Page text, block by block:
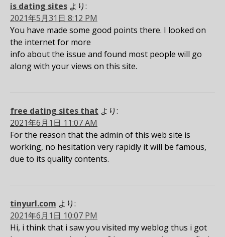
is dating sites より:
2021年5月31日 8:12 PM
You have made some good points there. I looked on
the internet for more
info about the issue and found most people will go
along with your views on this site.
free dating sites that より:
2021年6月1日 11:07 AM
For the reason that the admin of this web site is
working, no hesitation very rapidly it will be famous,
due to its quality contents.
tinyurl.com より:
2021年6月1日 10:07 PM
Hi, i think that i saw you visited my weblog thus i got